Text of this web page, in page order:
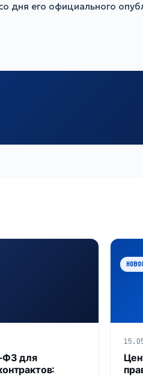
дня его официального
для